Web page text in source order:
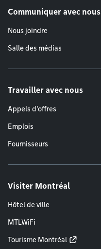
Communiquer avec nous
Nous joindre
Salle des médias
Travailler avec nous
Appels d'offres
Emplois
Fournisseurs
Visiter Montréal
Hôtel de ville
MTLWiFi
Tourisme Montréal